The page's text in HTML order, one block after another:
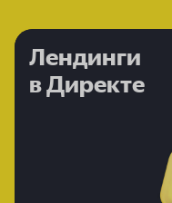
Лендинги
в Директе
в